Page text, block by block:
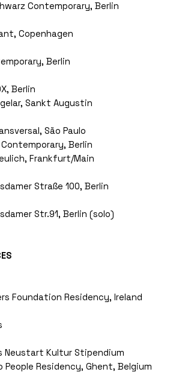
Contemporary, Berlin
Copenhagen
Berlin
Berlin
Sankt Augustin
São Paulo
Berlin
Frankfurt/Main
Straße 100, Berlin
Str.91, Berlin (solo)
Foundation Residency, Ireland
Kultur Stipendium
Residency, Ghent, Belgium